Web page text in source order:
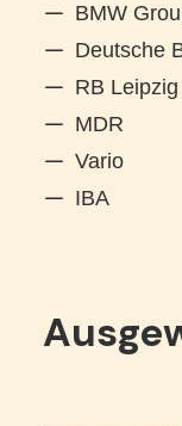
BMW
Deutsche
RB Leipzig
MDR
Vario
IBA